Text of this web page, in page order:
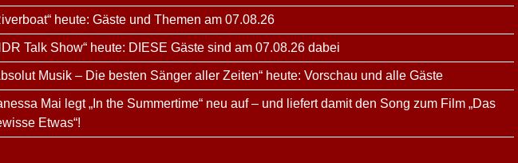
heute: Gäste und Themen am 07.08.26
Talk Show“ heute: DIESE Gäste sind am 07.08.26 dabei
Musik – Die besten Sänger aller Zeiten“ heute: Vorschau und alle Gäste
Mai legt „In the Summertime“ neu auf – und liefert damit den Song zum Film „Das
Etwas“!